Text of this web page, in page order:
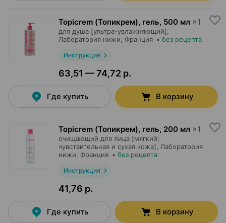
Topicrem (Топикрем), гель, 500 мл ×1
для душа [ультра-увлажняющий],
Лаборатория нижи , Франция • без рецепта
Инструкция
63,51 — 74,72 р.
Где купить В корзину
Topicrem (Топикрем), гель, 200 мл ×1
очищающий для лица [мягкий;
чувствительная и сухая кожа],
Лаборатория
нижи , Франция • без рецепта
Инструкция
41,76 р.
Где купить В корзину